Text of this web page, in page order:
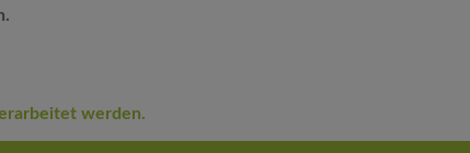
werden.